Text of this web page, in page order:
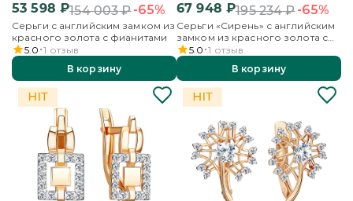
53 598 ₽154 003₽-65%
Серьги с английским замком из
красного золота с фианитами
5.0 1 отзыв
В корзину
67 948 ₽195 234₽-65%
Серьги «Сирень» с английским
замком из красного золота с
фианитами и эмалью
5.0 1 отзыв
В корзину